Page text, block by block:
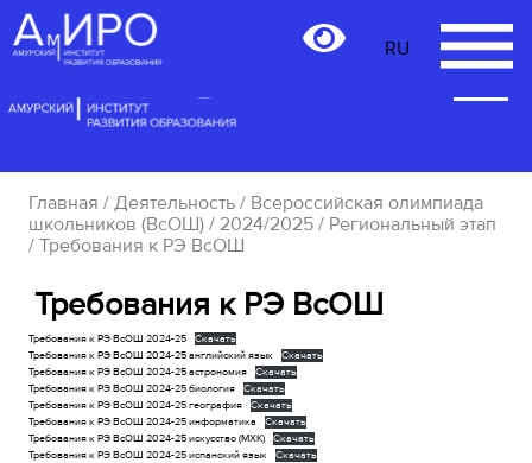
RU
Главная /Деятельность / Всероссийская олимпиада
школьников (ВсОШ) / 2024/2025 / Региональный этап
/ Требования к РЭ ВсОШ
Требования к РЭ ВсОШ
Требования к РЭ ВсОШ 2024-25
Скачать
Требования к РЭ ВсОШ 2024-25 английский язык
Скачать
Требования к РЭ ВсОШ 2024-25 астрономия
Скачать
Требования к РЭ ВсОШ 2024-25 биология
Скачать
Требования к РЭ ВсОШ 2024-25 география
Скачать
Требования к РЭ ВсОШ 2024-25 информатика
Скачать
Требования к РЭ ВсОШ 2024-25 искусство (МХК)
Скачать
Требования к РЭ ВсОШ 2024-25 испанский язык
Скачать